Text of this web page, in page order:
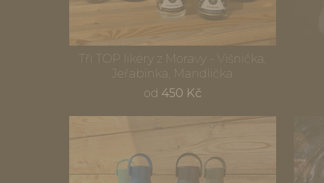
Tři TOP likéry z Moravy - Višnička,
Jeřabinka, Mandlička
od 450 Kč